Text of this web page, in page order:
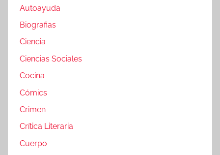
Autoayuda
Biografias
Ciencia
Ciencias Sociales
Cocina
Cómics
Crimen
Crítica Literaria
Cuerpo